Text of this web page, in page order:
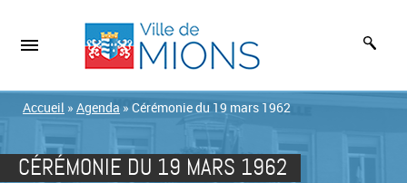
Accueil » Agenda » Cérémonie du 19 mars 1962
CÉRÉMONIE DU 19 MARS 1962